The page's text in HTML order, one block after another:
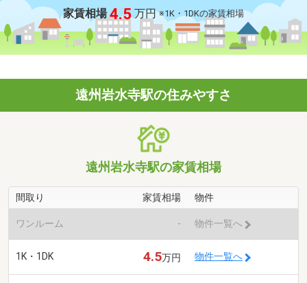
家賃相場 4.5 万円 ※1K・1DKの家賃相場
遠州岩水寺駅の住みやすさ
遠州岩水寺駅の家賃相場
間取り 家賃相場 物件
ワンルーム - 物件一覧へ
1K・1DK 4.5万円 物件一覧へ